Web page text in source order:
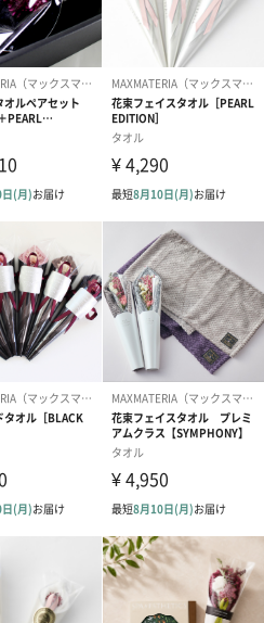
評価を得たすばらしい素材です。
す。
る優秀な協力工場をつなぐこと
がっています。
是非手にとってみてはいかがでし
から白に近いです。
したドライフラワーのため色、花の
あります。
る場合がありますがタオル本体には問
。
花弁を出すための切込みがあります。
に映るピンクダイヤの色をイメージし
をピンクとシルバーに染め分けること
る素敵な色調にしました。落ち着い
があります。